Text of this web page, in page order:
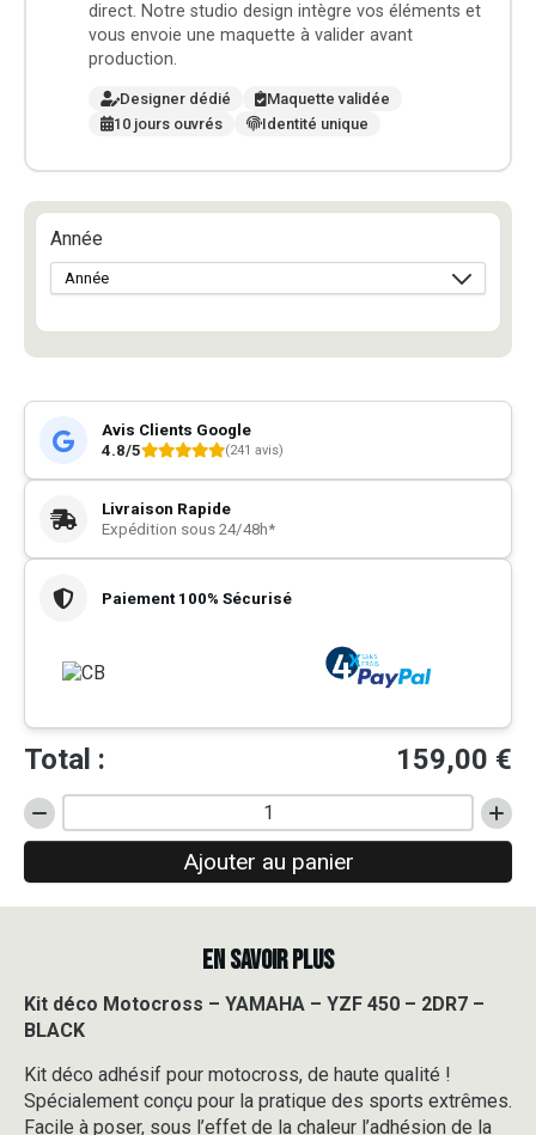
direct. Notre studio design intègre vos éléments et
vous envoie une maquette à valider avant
production.
Designer dédié
Maquette validée
10 jours ouvrés
Identité unique
Année
Avis Clients Google
4.8/5
(241 avis)
Livraison Rapide
Expédition sous 24/48h*
Paiement 100% Sécurisé
Total : 159,00 €
quantité
de
Motocross
YZF
450
2DR7
-
BLACK
Ajouter au panier
EN SAVOIR PLUS
Kit déco Motocross – YAMAHA – YZF 450 – 2DR7 –
BLACK
Kit déco adhésif pour motocross, de haute qualité !
Spécialement conçu pour la pratique des sports extrêmes.
Facile à poser, sous l’effet de la chaleur l’adhésion de la